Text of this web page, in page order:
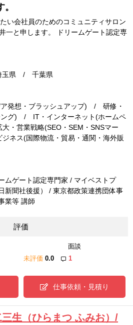
い会社員のためのコミュニティサロン
一と申します。 ドリームゲート認定専
県 / 千葉県
ア発想・ブラッシュアップ) / 研修・
ング) / IT・インターネット(ホームペ
・営業戦略(SEO・SEM・SNSマー
ス(国際物流・貿易・通関・海外販
ムゲート認定専門家 / マイベストプ
新聞社後援） / 東京都政策連携団体事
業等 講師
評価
面談
未評価 0.0 1
仕事依頼・見積り
生（ひらまつ ふみお）/